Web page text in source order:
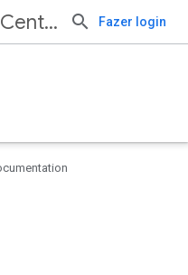
Fazer login